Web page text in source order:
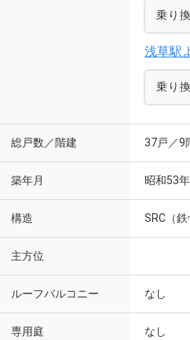
乗り
浅草駅
乗り
総戸数／階建 37戸／9
築年月 昭和53
構造 SRC（
主方位
ルーフバルコニー なし
専用庭 なし